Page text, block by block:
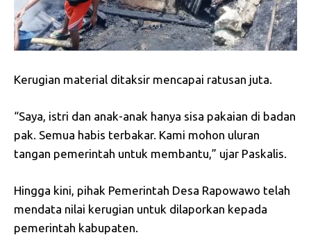
Kerugian material ditaksir mencapai ratusan juta.
“Saya, istri dan anak-anak hanya sisa pakaian di badan
pak. Semua habis terbakar. Kami mohon uluran
tangan pemerintah untuk membantu,” ujar Paskalis.
Hingga kini, pihak Pemerintah Desa Rapowawo telah
mendata nilai kerugian untuk dilaporkan kepada
pemerintah kabupaten.